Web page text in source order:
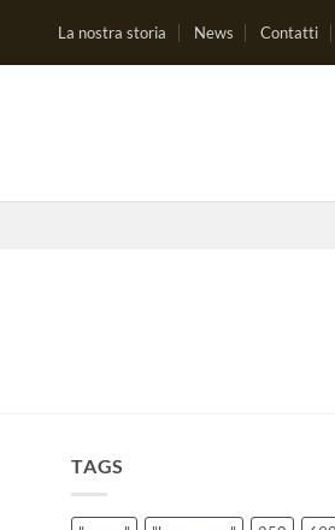
La nostra storia News Contatti
TAGS